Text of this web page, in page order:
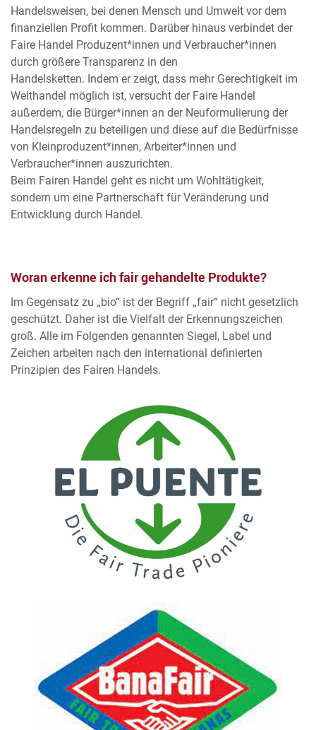
Handelsweisen, bei denen Mensch und Umwelt vor dem
finanziellen Profit kommen. Darüber hinaus verbindet der
Faire Handel Produzent*innen und Verbraucher*innen
durch größere Transparenz in den
Handelsketten. Indem er zeigt, dass mehr Gerechtigkeit im
Welthandel möglich ist, versucht der Faire Handel
außerdem, die Bürger*innen an der Neuformulierung der
Handelsregeln zu beteiligen und diese auf die Bedürfnisse
von Kleinproduzent*innen, Arbeiter*innen und
Verbraucher*innen auszurichten.
Beim Fairen Handel geht es nicht um Wohltätigkeit,
sondern um eine Partnerschaft für Veränderung und
Entwicklung durch Handel.
Woran erkenne ich fair gehandelte Produkte?
Im Gegensatz zu „bio“ ist der Begriff „fair“ nicht gesetzlich
geschützt. Daher ist die Vielfalt der Erkennungszeichen
groß. Alle im Folgenden genannten Siegel, Label und
Zeichen arbeiten nach den international definierten
Prinzipien des Fairen Handels.